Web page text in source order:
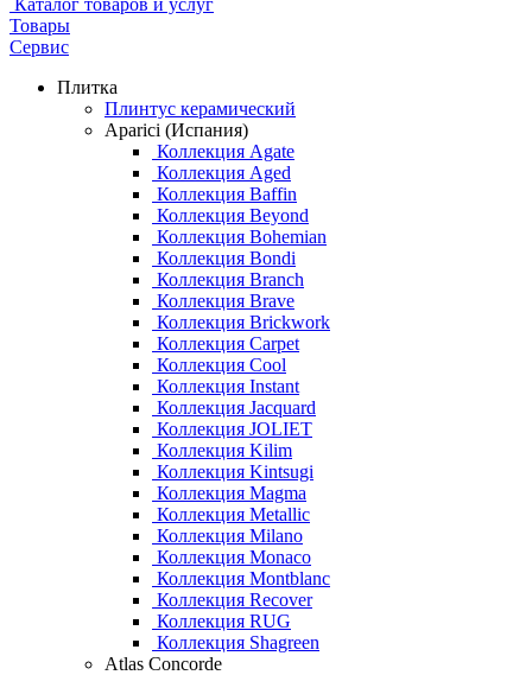
Каталог товаров и услуг
Товары
Сервис
Плитка
Плинтус керамический
Aparici (Испания)
Коллекция Agate
Коллекция Aged
Коллекция Baffin
Коллекция Beyond
Коллекция Bohemian
Коллекция Bondi
Коллекция Branch
Коллекция Brave
Коллекция Brickwork
Коллекция Carpet
Коллекция Cool
Коллекция Instant
Коллекция Jacquard
Коллекция JOLIET
Коллекция Kilim
Коллекция Kintsugi
Коллекция Magma
Коллекция Metallic
Коллекция Milano
Коллекция Monaco
Коллекция Montblanc
Коллекция Recover
Коллекция RUG
Коллекция Shagreen
Atlas Concorde